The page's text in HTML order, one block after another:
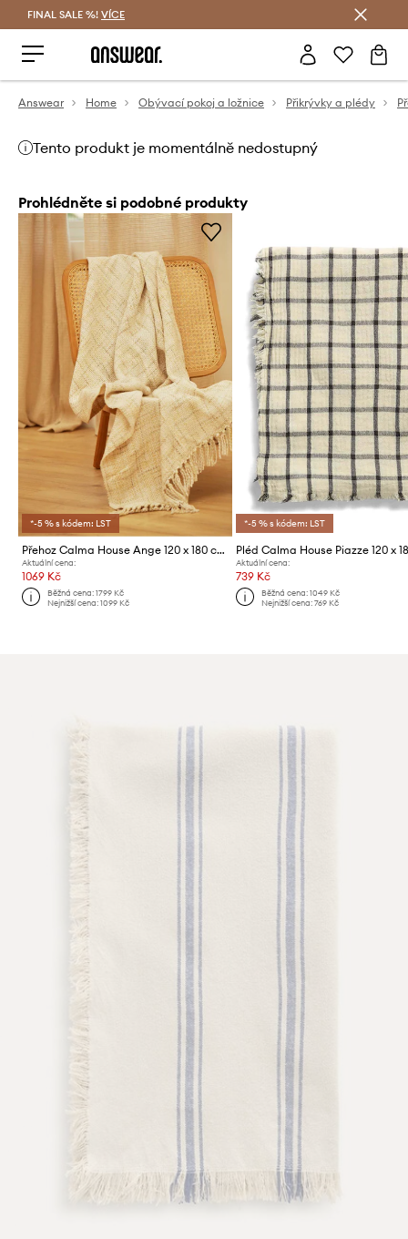
FINAL SALE %! VÍCE
Answear Home Obývací pokoj a ložnice Přikrývky a plédy
Tento produkt je momentálně nedostupný
Prohlédněte si podobné produkty
*-5 % s kódem: LST
Přehoz Calma House Ange 120 x 180 cm
Aktuální cena:
1069 Kč
Běžná cena:1799 Kč
Nejnižší cena:1099 Kč
*-5 % s kódem: LST
Pléd Calma House Piazze 120 x
Aktuální cena:
739 Kč
Běžná cena: 1049 Kč
Nejnižší cena: 769 Kč